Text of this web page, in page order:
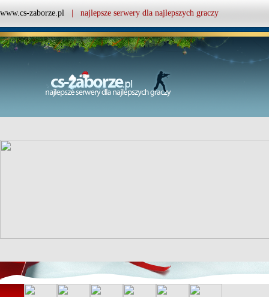
www.cs-zaborze.pl | najlepsze serwery dla najlepszych graczy